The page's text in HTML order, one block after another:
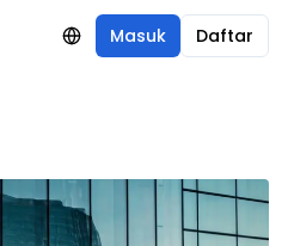
Masuk Daftar